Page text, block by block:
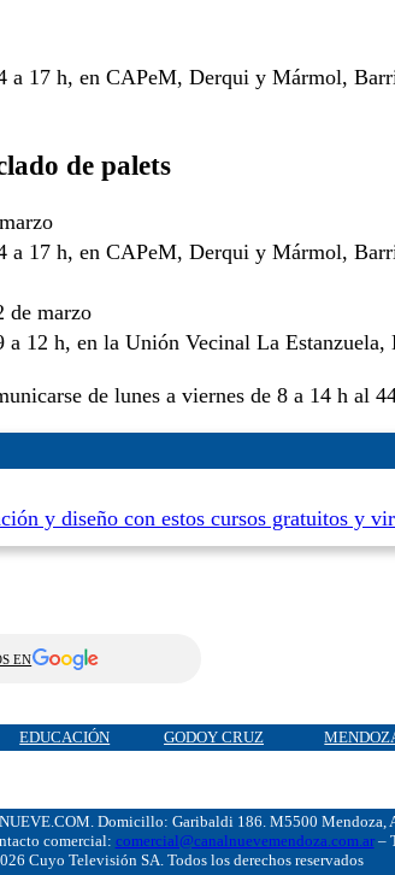
a 17 h, en CAPeM, Derqui y Mármol,
de palets
a 17 h, en CAPeM, Derqui y Mármol,
de marzo
a 12 h, en la Unión Vecinal La
de lunes a viernes de 8 a 14 h al
y diseño con estos cursos gratuitos y
EN
EDUCACIÓN GODOY CRUZ
Domicillo: Garibaldi 186. M5500 Mendoza,
comercial: comercial@canalnuevemendoza.com.ar–
Cuyo Televisión SA. Todos los derechos reservados